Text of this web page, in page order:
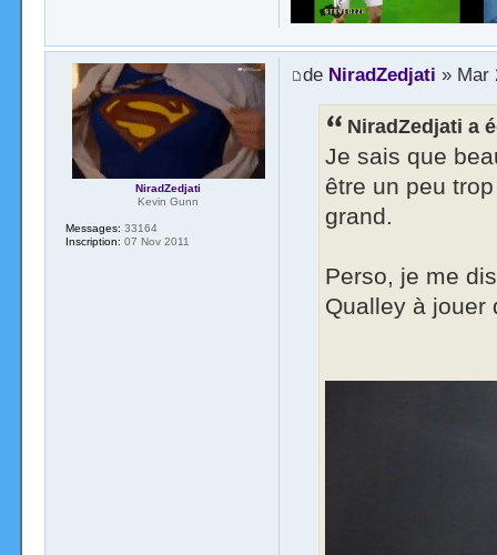
de NiradZedjati » Mar
NiradZedjati a
Je sais que
être un peu
grand.
Perso, je me
Qualley à jouer
NiradZedjati
Kevin Gunn
Messages: 33164
Inscription: 07 Nov 2011